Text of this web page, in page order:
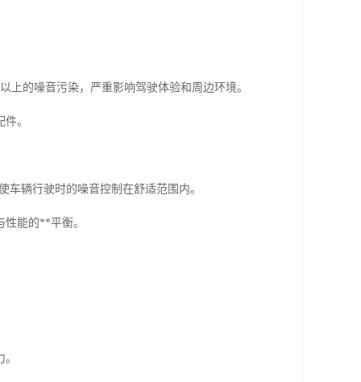
上的噪音污染，严重影响驾驶体验和周边环境。
。
辆行驶时的噪音控制在舒适范围内。
能的**平衡。